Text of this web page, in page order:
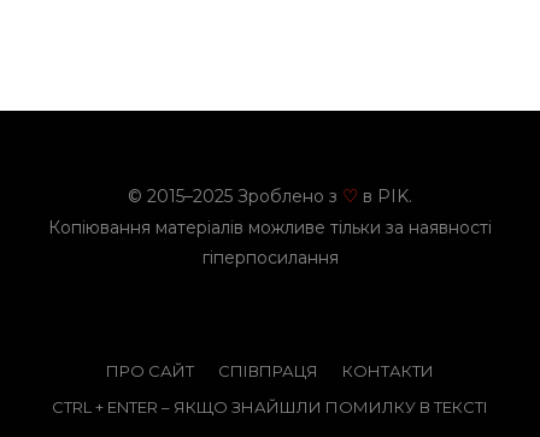
© 2015–2025 Зроблено з ♡ в PIK.
Копіювання матеріалів можливе тільки за наявності
гіперпосилання
ПРО САЙТ СПІВПРАЦЯ
КОНТАКТИ
CTRL + ENTER – ЯКЩО ЗНАЙШЛИ ПОМИЛКУ В ТЕКСТІ